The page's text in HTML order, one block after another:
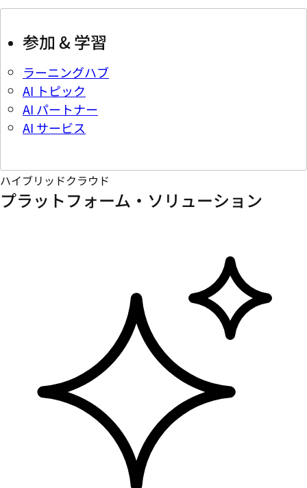
参加 & 学習
ラーニングハブ
AI トピック
AI パートナー
AI サービス
ハイブリッドクラウド
プラットフォーム・ソリューション